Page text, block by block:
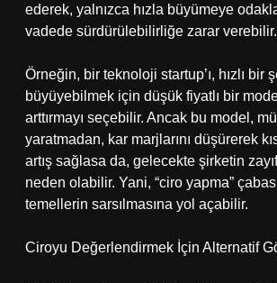
ederek, yalnızca hızla büyümeye
vadede sürdürülebilirliğe zarar verebilir.
Örneğin, bir teknoloji startup’ı, hızlı bir
büyüyebilmek için düşük fiyatlı bir
arttırmayı seçebilir. Ancak bu model,
yaratmadan, kar marjlarını düşürerek
artış sağlasa da, gelecekte şirketin
neden olabilir. Yani, “ciro yapma”
temellerin sarsılmasına yol açabilir.
Ciroyu Değerlendirmek İçin Alternatif